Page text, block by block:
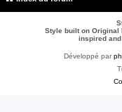
Style built on Original
inspired
Développé par